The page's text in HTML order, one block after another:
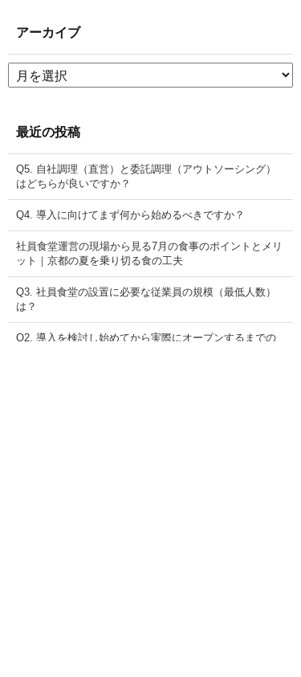
アーカイブ
ア
ー
ブ
最近の投稿
Q5. 自社調理（直営）と委託調理（アウトソーシング）
はどちらが良いですか？
Q4. 導入に向けてまず何から始めるべきですか？
社員食堂運営の現場から見る7月の食事のポイントとメリ
ット｜京都の夏を乗り切る食の工夫
Q3. 社員食堂の設置に必要な従業員の規模（最低人数）
は？
Q2. 導入を検討し始めてから実際にオープンするまでの